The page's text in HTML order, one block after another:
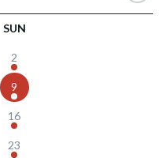
SUN
2
9
16
23